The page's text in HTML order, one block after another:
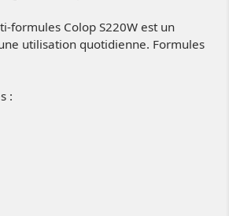
formules Colop S220W est un
utilisation quotidienne. Formules
: